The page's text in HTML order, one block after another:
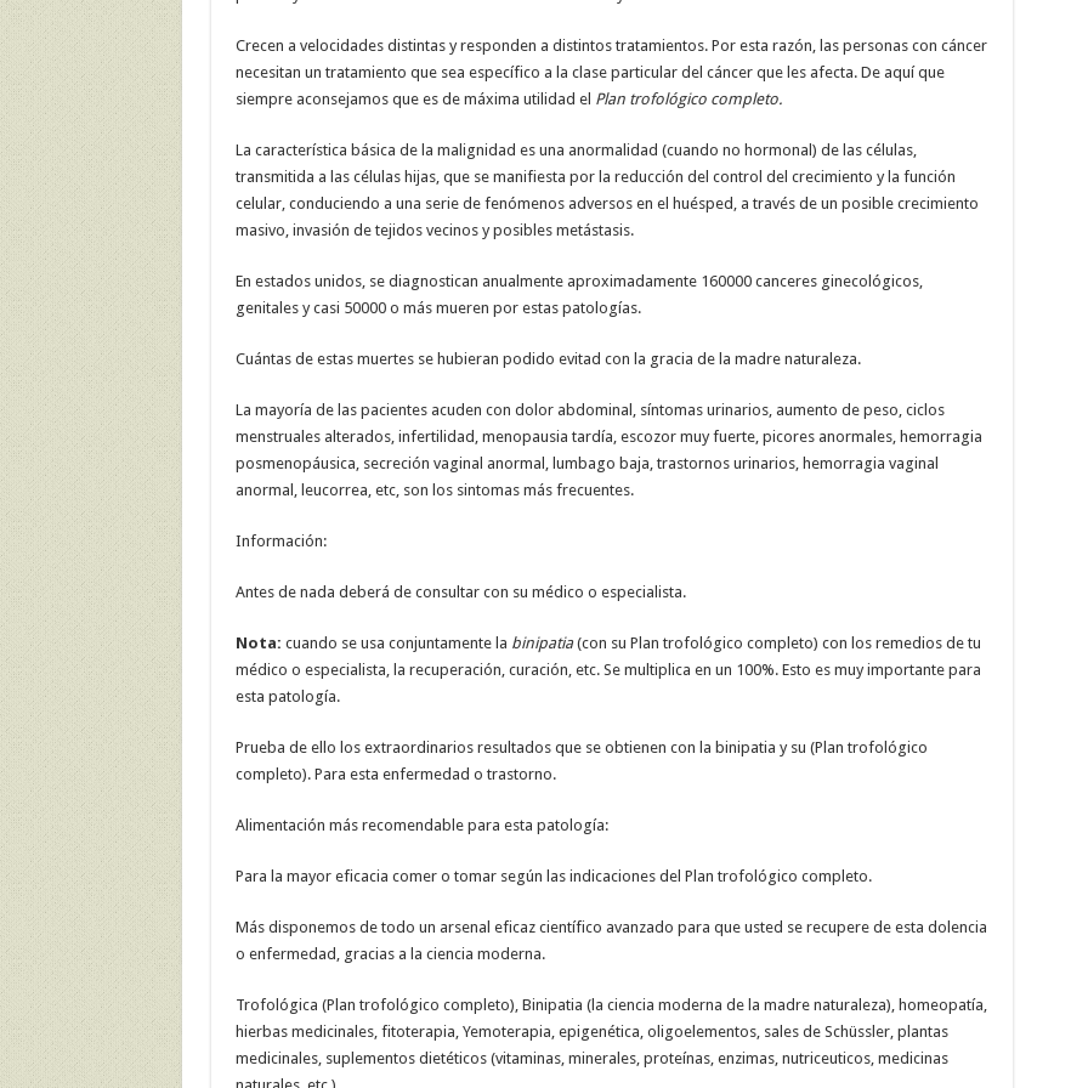
Crecen a velocidades distintas y responden a distintos tratamientos. Por esta razón, las personas con cáncer
necesitan un tratamiento que sea específico a la clase particular del cáncer que les afecta. De aquí que
siempre aconsejamos que es de máxima utilidad el Plan trofológico completo.
La característica básica de la malignidad es una anormalidad (cuando no hormonal) de las células,
transmitida a las células hijas, que se manifiesta por la reducción del control del crecimiento y la función
celular, conduciendo a una serie de fenómenos adversos en el huésped, a través de un posible crecimiento
masivo, invasión de tejidos vecinos y posibles metástasis.
En estados unidos, se diagnostican anualmente aproximadamente 160000 canceres ginecológicos,
genitales y casi 50000 o más mueren por estas patologías.
Cuántas de estas muertes se hubieran podido evitad con la gracia de la madre naturaleza.
La mayoría de las pacientes acuden con dolor abdominal, síntomas urinarios, aumento de peso, ciclos
menstruales alterados, infertilidad, menopausia tardía, escozor muy fuerte, picores anormales, hemorragia
posmenopáusica, secreción vaginal anormal, lumbago baja, trastornos urinarios, hemorragia vaginal
anormal, leucorrea, etc, son los sintomas más frecuentes.
Información:
Antes de nada deberá de consultar con su médico o especialista.
Nota: cuando se usa conjuntamente la binipatia(con su Plan trofológico completo) con los remedios de tu
médico o especialista, la recuperación, curación, etc. Se multiplica en un 100%. Esto es muy importante para
esta patología.
Prueba de ello los extraordinarios resultados que se obtienen con la binipatia y su (Plan trofológico
completo). Para esta enfermedad o trastorno.
Alimentación más recomendable para esta patología:
Para la mayor eficacia comer o tomar según las indicaciones del Plan trofológico completo.
Más disponemos de todo un arsenal eficaz científico avanzado para que usted se recupere de esta dolencia
o enfermedad, gracias a la ciencia moderna.
Trofológica (Plan trofológico completo), Binipatia (la ciencia moderna de la madre naturaleza), homeopatía,
hierbas medicinales, fitoterapia, Yemoterapia, epigenética, oligoelementos, sales de Schüssler, plantas
medicinales, suplementos dietéticos (vitaminas, minerales, proteínas, enzimas, nutriceuticos, medicinas